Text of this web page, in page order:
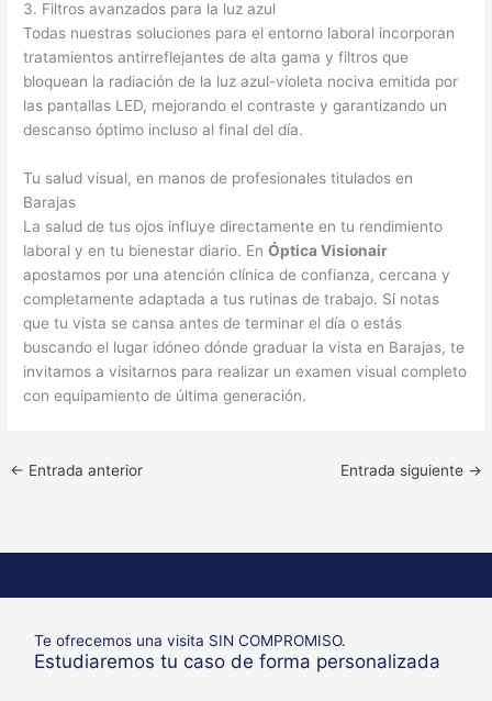
3. Filtros avanzados para la luz azul
Todas nuestras soluciones para el entorno laboral incorporan
tratamientos antirreflejantes de alta gama y filtros que
bloquean la radiación de la luz azul-violeta nociva emitida por
las pantallas LED, mejorando el contraste y garantizando un
descanso óptimo incluso al final del día.
Tu salud visual, en manos de profesionales titulados en
Barajas
La salud de tus ojos influye directamente en tu rendimiento
laboral y en tu bienestar diario. EnÓptica Visionair
apostamos por una atención clínica de confianza, cercana y
completamente adaptada a tus rutinas de trabajo. Si notas
que tu vista se cansa antes de terminar el día o estás
buscando el lugar idóneo dónde graduar la vista en Barajas, te
invitamos a visitarnos para realizar un examen visual completo
con equipamiento de última generación.
← Entrada anterior Entrada siguiente →
Te ofrecemos una visita SIN COMPROMISO.
Estudiaremos tu caso de forma personalizada